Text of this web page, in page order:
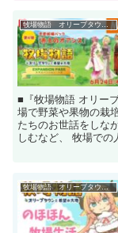
牧場物語 オリーブタウンと希望の大地
■『牧場物語 オリー
場で野菜や果物の栽
たちのお世話をしな
しむなど、 牧場での
牧場物語 オリーブタウンと希望の大地